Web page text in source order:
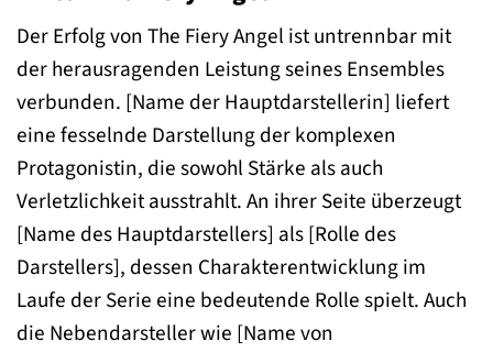
Der Erfolg von The Fiery Angel ist untrennbar mit
der herausragenden Leistung seines Ensembles
verbunden. [Name der Hauptdarstellerin] liefert
eine fesselnde Darstellung der komplexen
Protagonistin, die sowohl Stärke als auch
Verletzlichkeit ausstrahlt. An ihrer Seite überzeugt
[Name des Hauptdarstellers] als [Rolle des
Darstellers], dessen Charakterentwicklung im
Laufe der Serie eine bedeutende Rolle spielt. Auch
die Nebendarsteller wie [Name von